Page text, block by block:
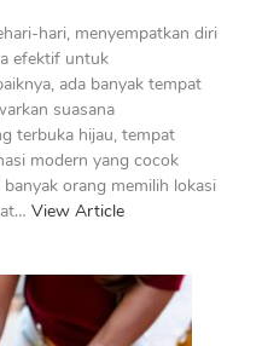
hari, menyempatkan diri
efektif untuk
ada banyak tempat
suasana
terbuka hijau, tempat
modern yang cocok
orang memilih lokasi
View Article